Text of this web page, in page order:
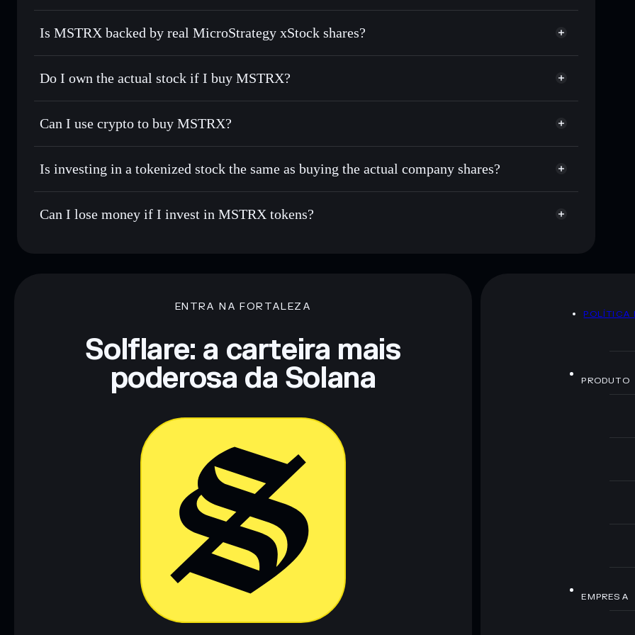
Solflare Wallet
Is MSTRX backed by real MicroStrategy xStock shares?
Do I own the actual stock if I buy MSTRX?
Can I use crypto to buy MSTRX?
Is investing in a tokenized stock the same as buying the actual company shares?
Can I lose money if I invest in MSTRX tokens?
ENTRA NA FORTALEZA
Solflare: a carteira mais
poderosa da Solana
POLÍTICA
PRODUTO
EMPRESA